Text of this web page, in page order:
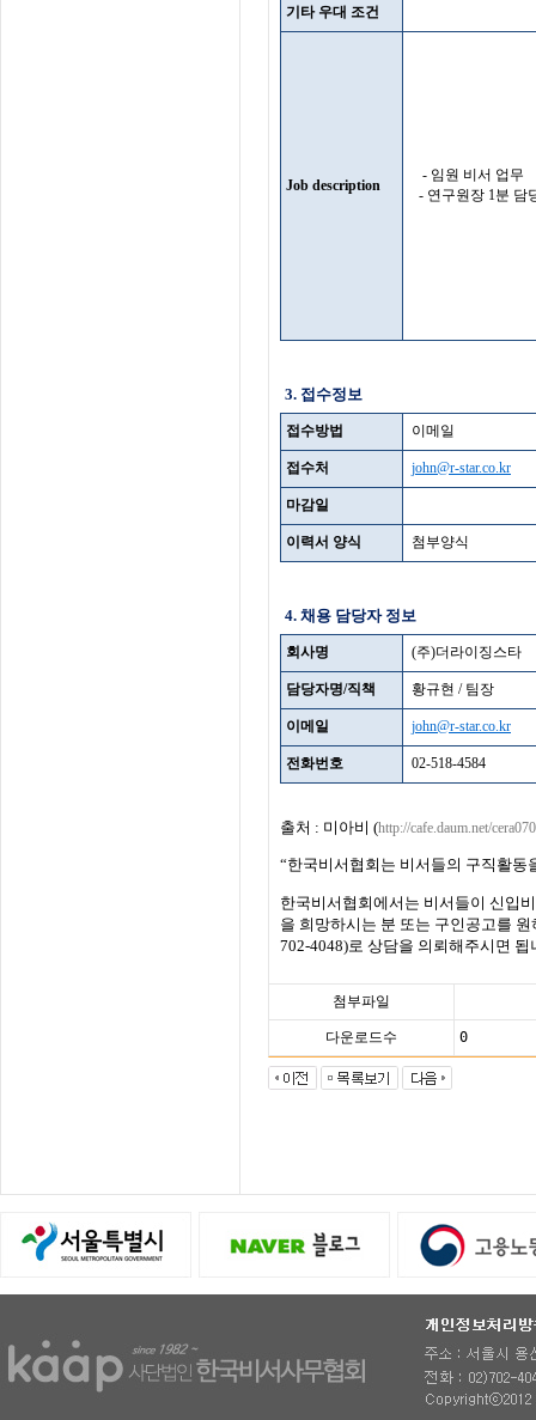
기타 우대 조건
Job description
- 임원 비서 업무
- 연구원장 1분 담
3. 접수정보
접수방법 이메일
접수처 john@r-star.co.kr
마감일
이력서 양식 첨부양식
4. 채용 담당자 정보
회사명 (주)더라이징스타
담당자명/직책 황규현 / 팀장
이메일 john@r-star.co.kr
전화번호 02-518-4584
출처 : 미아비 (http://cafe.daum.net/
“한국비서협회는 비서들의 구직활
한국비서협회에서는 비서들이 신입
을 희망하시는 분 또는 구인공고를
702-4048)로 상담을 의뢰해주시면 됩
첨부파일
다운로드수 0